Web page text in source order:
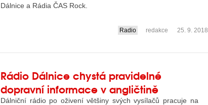
Dálnice a Rádia ČAS Rock.
Radio redakce 25. 9. 2018
Rádio Dálnice chystá pravidelné
dopravní informace v angličtině
Dálniční rádio po oživení většiny svých vysílačů pracuje na